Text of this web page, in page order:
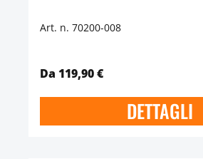
Art. n. 70200-008
Da 119,90 €
DETTAGLI